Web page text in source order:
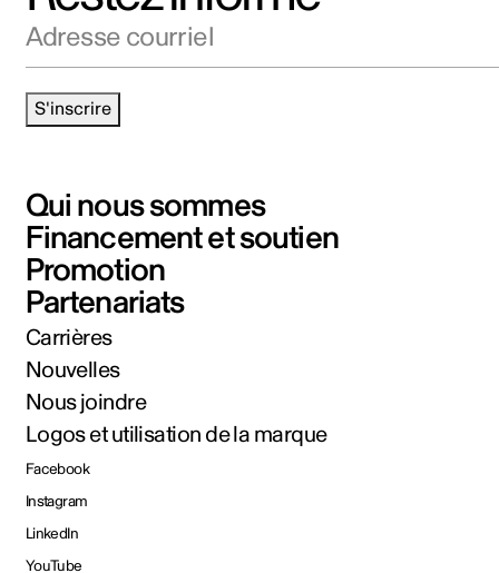
S'inscrire
Qui nous sommes
Financement et soutien
Promotion
Partenariats
Carrières
Nouvelles
Nous joindre
Logos et utilisation de la marque
Facebook
Instagram
LinkedIn
YouTube